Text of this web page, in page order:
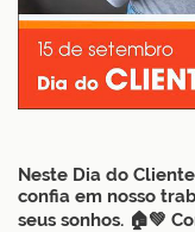
Neste Dia do
confia em nosso
seus sonhos. 🏠💚